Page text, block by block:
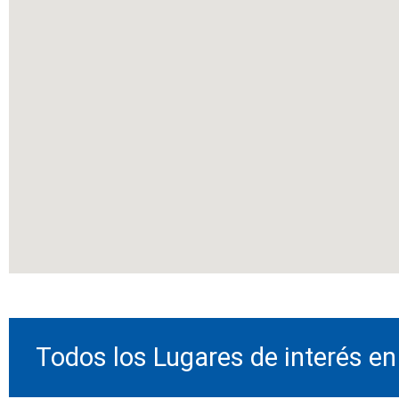
Todos los Lugares de interés